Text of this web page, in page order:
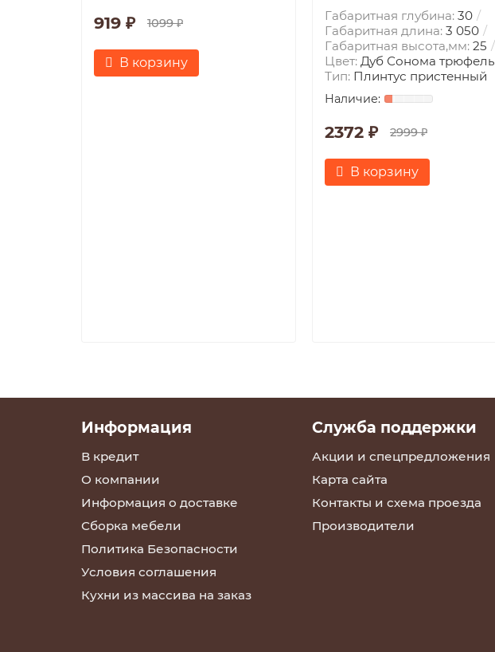
919 ₽ 1099 ₽
В корзину
Габаритная глубина: 30
Габаритная длина: 3 050
Габаритная высота,мм: 25
Цвет: Дуб Сонома трюфель
Тип: Плинтус пристенный
2372 ₽ 2999 ₽
В корзину
Информация
В кредит
О компании
Информация о доставке
Сборка мебели
Политика Безопасности
Условия соглашения
Кухни из массива на заказ
Служба поддержки
Акции и спецпредложения
Карта сайта
Контакты и схема проезда
Производители